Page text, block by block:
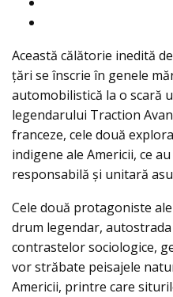
Această călătorie inedită
țări se înscrie în genele
automobilistică la o scară
legendarului Traction
franceze, cele două
indigene ale Americii, ce
responsabilă și unitară
Cele două protagoniste
drum legendar,
contrastelor sociologice,
vor străbate peisajele
Americii, printre care